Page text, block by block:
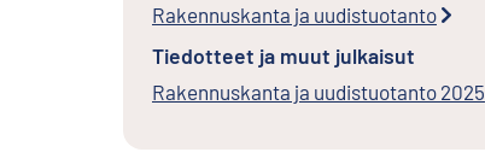
Rakennuskanta ja uudistuotanto
Tiedotteet ja muut julkaisut
Rakennuskanta ja uudistuotanto 2025